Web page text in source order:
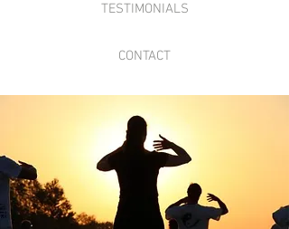
TESTIMONIALS
CONTACT